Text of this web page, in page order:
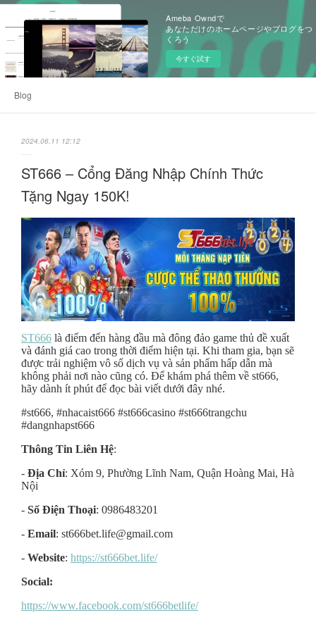
Ameba Owndで
あなただけのホームページやブログをつ
くろう
今すぐ試す
Blog
2024.06.11 12:12
ST666 – Cổng Đăng Nhập Chính Thức
Tặng Ngay 150K!